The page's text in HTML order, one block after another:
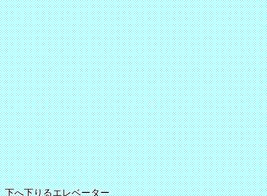
下へ下りるエレベーター